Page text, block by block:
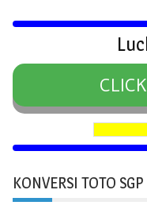
KONVERSI TOTO SGP